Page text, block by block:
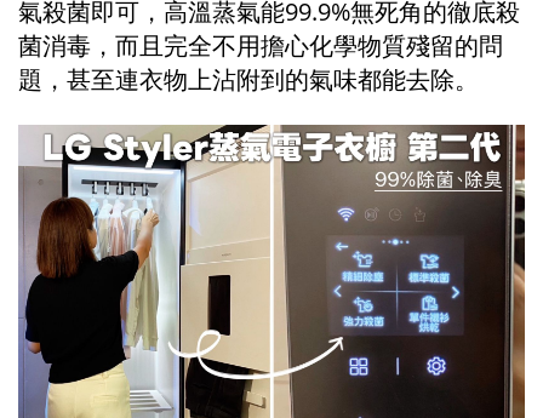
氣殺菌即可，高溫蒸氣能99.9%無死角的徹底殺
菌消毒，而且完全不用擔心化學物質殘留的問
題，甚至連衣物上沾附到的氣味都能去除。